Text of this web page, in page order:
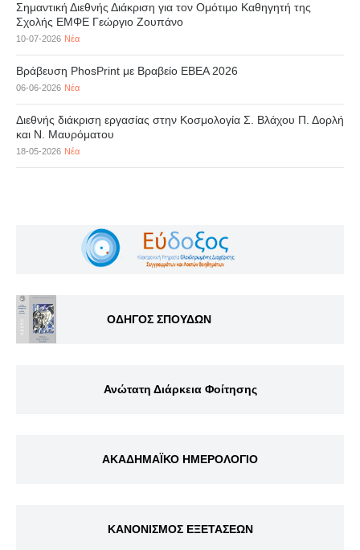
Σημαντική Διεθνής Διάκριση για τον Ομότιμο Καθηγητή της
Σχολής ΕΜΦΕ Γεώργιο Ζουπάνο
10-07-2026 Νέα
Βράβευση PhosPrint με Βραβείο ΕΒΕΑ 2026
06-06-2026 Νέα
Διεθνής διάκριση εργασίας στην Κοσμολογία Σ. Βλάχου Π. Δορλή
και Ν. Μαυρόματου
18-05-2026 Νέα
ΟΔΗΓΟΣ ΣΠΟΥΔΩΝ
Ανώτατη Διάρκεια Φοίτησης
ΑΚΑΔΗΜΑΪΚΟ ΗΜΕΡΟΛΟΓΙΟ
ΚΑΝΟΝΙΣΜΟΣ ΕΞΕΤΑΣΕΩΝ